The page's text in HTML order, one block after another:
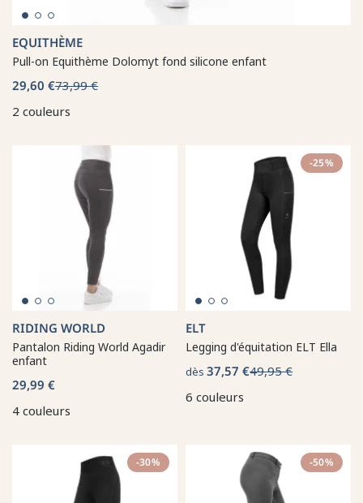
EQUITHÈME
Pull-on Equithème Dolomyt fond silicone enfant
29,60 €73,99 €
2 couleurs
RIDING WORLD
Pantalon Riding World Agadir
enfant
29,99 €
4 couleurs
-25%
ELT
Legging d'équitation ELT Ella
dès 37,57 €49,95 €
6 couleurs
-30% -50%